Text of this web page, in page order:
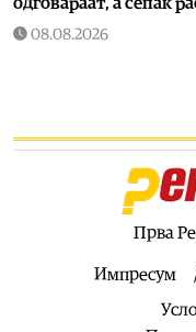
08.08.2026
Скопје во која
татковината е наша
08.08.2026
Во Албанија
Прва
Импресум